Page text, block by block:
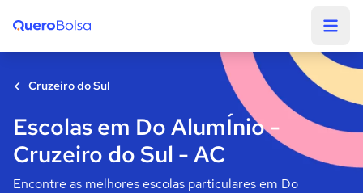
Cruzeiro do Sul
Escolas em Do AlumÍnio -
Cruzeiro do Sul - AC
Encontre as melhores escolas particulares em Do